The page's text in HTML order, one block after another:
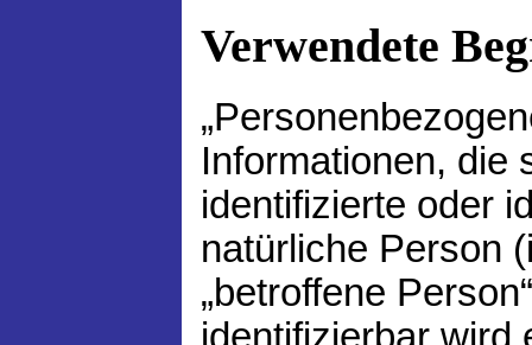
Verwendete
Informationen, die
identifizierte oder
natürliche Person
„betroffene